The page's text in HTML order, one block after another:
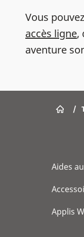
Vous
accès ligne,
aventure
/
Aides
Applis